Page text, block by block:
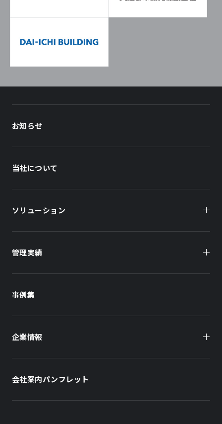
お知らせ
当社について
ソリューション
オーナー様向け
オフィスビル
住まい（社宅・賃貸住宅）
学校・教育施設
管理実績
住まい（賃貸住宅）
事例集
企業情報
会社案内パンフレット